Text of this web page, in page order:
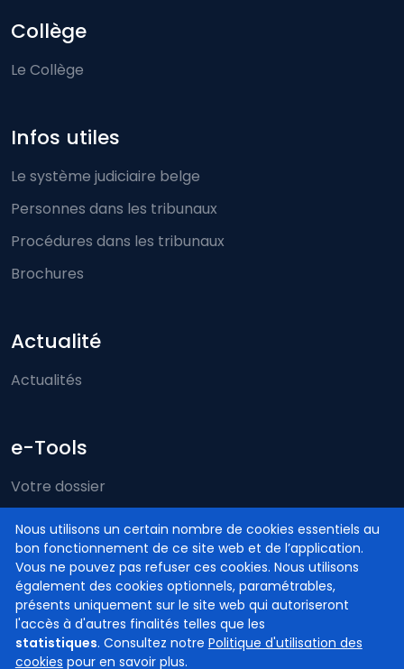
Nous utilisons un certain nombre de cookies essentiels au
bon fonctionnement de ce site web et de l’application.
Vous ne pouvez pas refuser ces cookies. Nous utilisons
également des cookies optionnels, paramétrables,
présents uniquement sur le site web qui autoriseront
l'accès à d'autres finalités telles que les
statistiques. Consultez notre Politique d'utilisation des
cookies pour en savoir plus.
Collège
Le Collège
Infos utiles
Le système judiciaire belge
Personnes dans les tribunaux
Procédures dans les tribunaux
Brochures
Actualité
Actualités
e-Tools
Votre dossier
Just-on-web
e-Deposit
Compétence territoriale